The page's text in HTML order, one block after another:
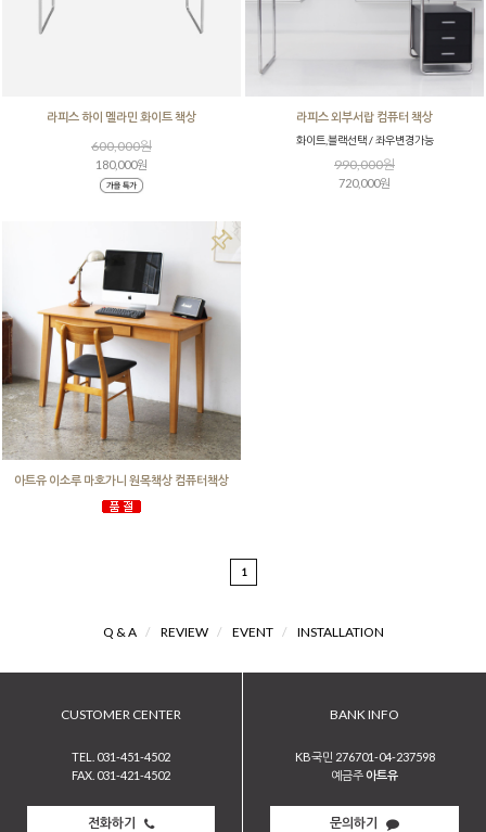
라피스 하이 멜라민 화이트 책상
600,000원
180,000원
라피스 외부서랍 컴퓨터 책상
화이트,블랙선택 / 좌우변경가능
990,000원
720,000원
아트유 이소루 마호가니 원목책상 컴퓨터책상
1
Q & A / REVIEW / EVENT / INSTALLATION
CUSTOMER CENTER
TEL. 031-451-4502
FAX. 031-421-4502
전화하기
BANK INFO
KB국민 276701-04-237598
예금주 아트유
문의하기